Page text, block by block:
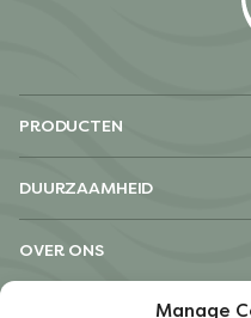
Manage
PRODUCTEN
DUURZAAMHEID
OVER ONS